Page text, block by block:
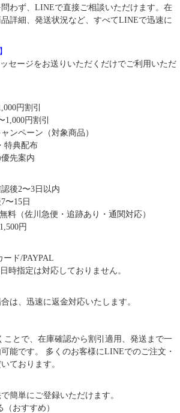
わず、LINEで直接ご相談いただけます。在
詳細、発送状況など、すべてLINEで迅速に
セージをお送りいただくだけでご利用いただ
円割引
1,000円割引
ンペーン（対象商品）
特典配布
先案内
後2〜3日以内
〜15日
料（佐川急便・追跡あり・通関対応）
円
ド/PAYPAL
時指定は対応しておりません。
は、迅速に返金対応いたします。
ことで、在庫確認から割引適用、発送まで一
能です。 多くのお客様にLINEでのご注文・
ております。
簡単にご登録いただけます。
（おすすめ）